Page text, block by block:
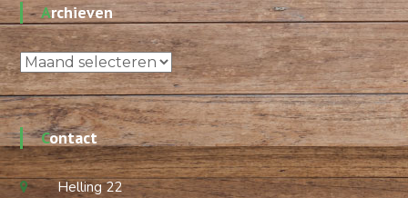
Archieven
Archieven
Contact
Helling 22